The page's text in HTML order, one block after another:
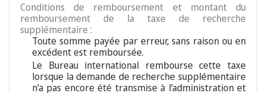
Conditions de remboursement et montant du
remboursement de la taxe de recherche
supplémentaire :
Toute somme payée par erreur, sans raison ou en
excédent est remboursée.
Le Bureau international rembourse cette taxe
lorsque la demande de recherche supplémentaire
n’a pas encore été transmise à l’administration et